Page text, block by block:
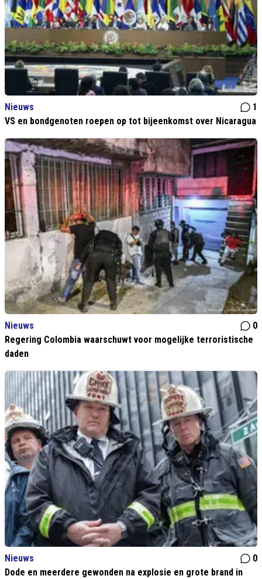
Nieuws
1
VS en bondgenoten roepen op tot bijeenkomst over Nicaragua
Nieuws
0
Regering Colombia waarschuwt voor mogelijke terroristische
daden
Nieuws
0
Dode en meerdere gewonden na explosie en grote brand in